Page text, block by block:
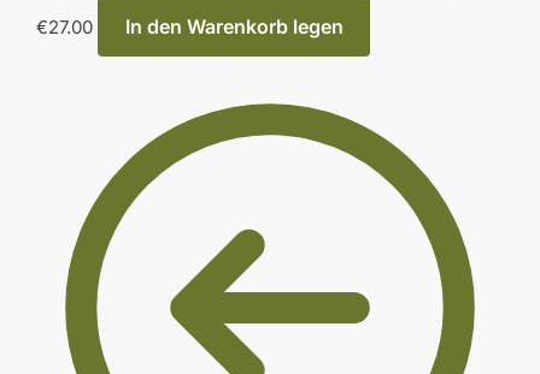
€27.00 In den Warenkorb legen